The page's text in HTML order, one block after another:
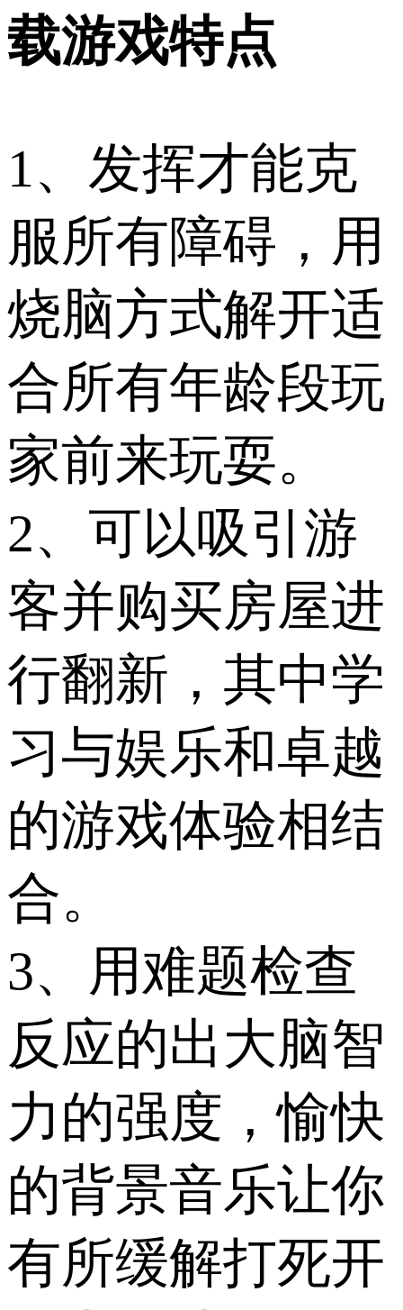
载游戏特点
1、发挥才能克
服所有障碍，用
烧脑方式解开适
合所有年龄段玩
家前来玩耍。
2、可以吸引游
客并购买房屋进
行翻新，其中学
习与娱乐和卓越
的游戏体验相结
合。
3、用难题检查
反应的出大脑智
力的强度，愉快
的背景音乐让你
有所缓解打死开